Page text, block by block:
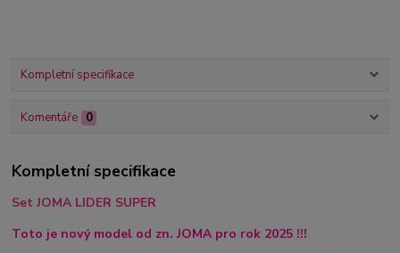
Kompletní specifikace
Komentáře 0
Kompletní specifikace
Set JOMA LIDER SUPER
Toto je nový model od zn. JOMA pro rok 2025 !!!